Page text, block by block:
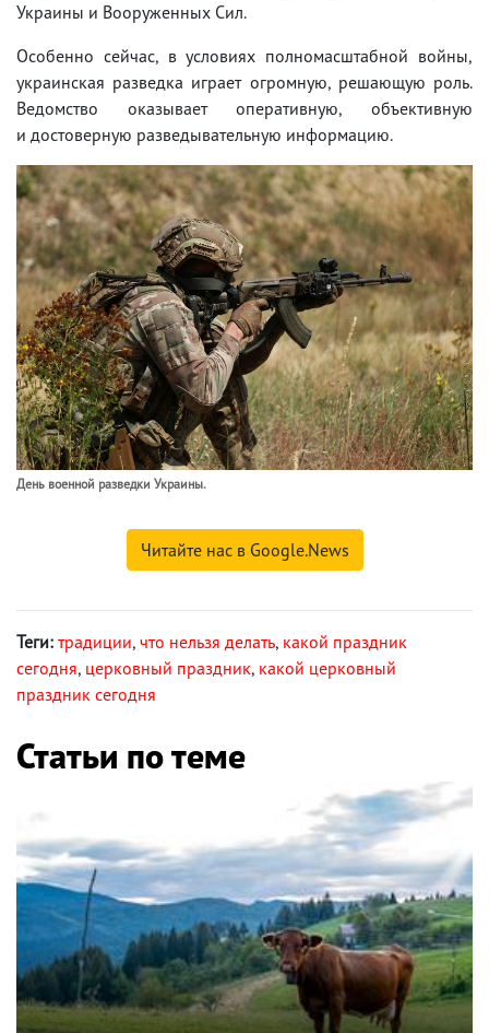
Украины и Вооруженных Сил.
Особенно сейчас, в условиях полномасштабной войны,
украинская разведка играет огромную, решающую роль.
Ведомство оказывает оперативную, объективную
и достоверную разведывательную информацию.
День военной разведки Украины.
Читайте нас в Google.News
Теги: традиции, что нельзя делать, какой праздник
сегодня, церковный праздник, какой церковный
праздник сегодня
Статьи по теме